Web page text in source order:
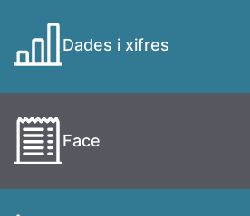
Dades i xifres
Face